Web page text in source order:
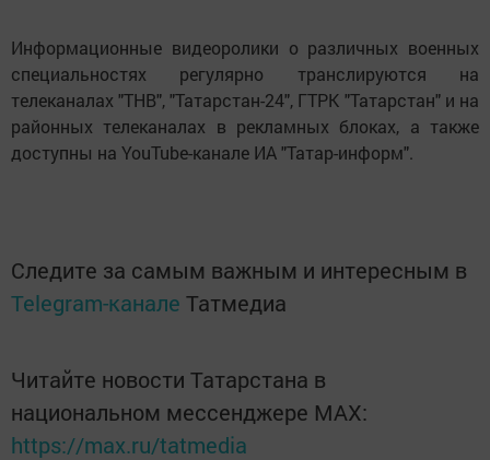
Информационные видеоролики о различных военных
специальностях регулярно транслируются на
телеканалах "ТНВ", "Татарстан-24", ГТРК "Татарстан" и на
районных телеканалах в рекламных блоках, а также
доступны на YouTube-канале ИА "Татар-информ".
Следите за самым важным и интересным в
Telegram-канале Татмедиа
Читайте новости Татарстана в
национальном мессенджере MАХ:
https://max.ru/tatmedia